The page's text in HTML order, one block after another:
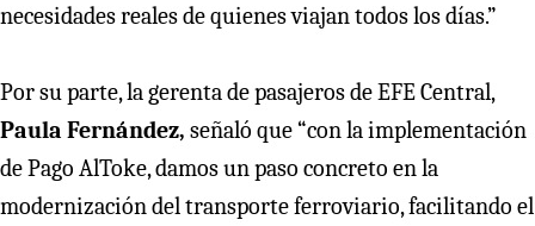
necesidades reales de quienes viajan todos los días.”
Por su parte, la gerenta de pasajeros de EFE Central,
Paula Fernández, señaló que “con la implementación
de Pago AlToke, damos un paso concreto en la
modernización del transporte ferroviario, facilitando el